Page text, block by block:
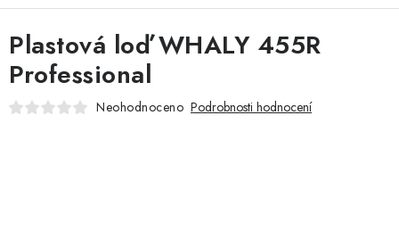
ZPRAVODAJ
KONTAKTY
Plastová loď WHALY 455R
Professional
Neohodnoceno Podrobnosti hodnocení